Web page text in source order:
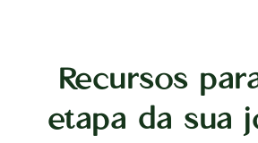
Recursos
etapa da sua